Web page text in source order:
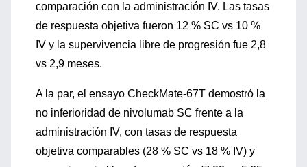
comparación con la administración IV. Las tasas
de respuesta objetiva fueron 12 % SC vs 10 %
IV y la supervivencia libre de progresión fue 2,8
vs 2,9 meses.
A la par, el ensayo CheckMate-67T demostró la
no inferioridad de nivolumab SC frente a la
administración IV, con tasas de respuesta
objetiva comparables (28 % SC vs 18 % IV) y